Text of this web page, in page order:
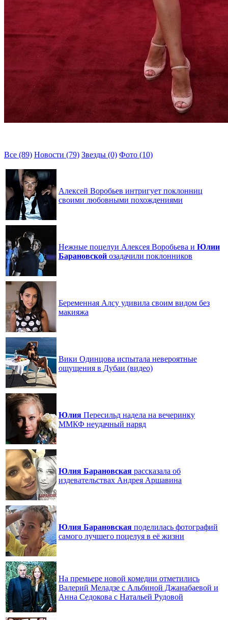
Все (89) Новости (79) Звезды (0) Фото (10)
Алексей Воробьев интригует поклонниц
своими любовными похождениями
Нежные поцелуи Алексея Воробьева и Юлии
Барановской озадачили поклонников
Беременная Алсу удивила своим видом без
макияжа
Вики Одинцова испытала невероятные
ощущения в Дубаи (видео)
Юлия Пересильд надела на вечеринку
ММКФ неудачный наряд
Юлия Барановская рассказала об
издевательствах Андрея Аршавина
Юлия Барановская поделилась фотографий
самого лучшего поцелуя в её жизни
На премьере новой комедии отметились
Валерий Меладзе с Альбиной Джанабаевой и
Анна Седокова с Натальей Рудовой